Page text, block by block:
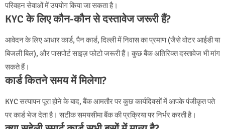
परिवहन सेवाओं में उपयोग किया जा सकता है।
KYC के लिए कौन-कौन से दस्तावेज जरूरी हैं?
आवेदन के लिए आधार कार्ड, पैन कार्ड, दिल्ली में निवास का प्रमाण (जैसे वोटर आईडी या
बिजली बिल), और पासपोर्ट साइज़ फोटो जरूरी हैं। कुछ बैंक अतिरिक्त दस्तावेज भी मांग
सकते हैं।
कार्ड कितने समय में मिलेगा?
KYC सत्यापन पूरा होने के बाद, बैंक आमतौर पर कुछ कार्यदिवसों में आपके पंजीकृत पते
पर कार्ड भेज देता है। सटीक समयसीमा बैंक की प्रक्रिया पर निर्भर करती है।